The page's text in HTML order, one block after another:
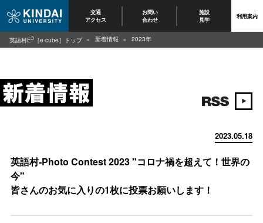
交通
アクセス
お問い
合わせ
施設
見学 利用案内
2023.05.18
英語村-Photo Contest 2023 "コロナ禍を超えて！世界の
今"
皆さんのお気に入りの1枚に投票お願いします！
英語村E3 ［e-cube］トップ 新着情報 2023年